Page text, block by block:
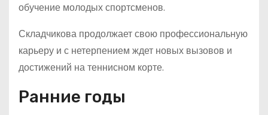
обучение молодых спортсменов.
Складчикова продолжает свою профессиональную
карьеру и с нетерпением ждет новых вызовов и
достижений на теннисном корте.
Ранние годы